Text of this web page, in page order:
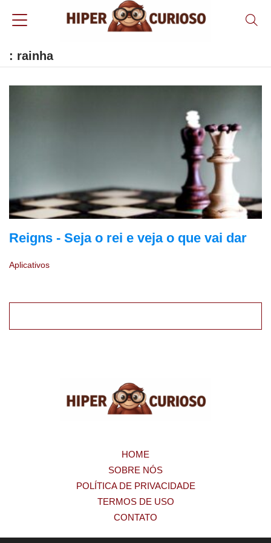
: rainha
Reigns - Seja o rei e veja o que vai dar
Aplicativos
HOME
SOBRE NÓS
POLÍTICA DE PRIVACIDADE
TERMOS DE USO
CONTATO